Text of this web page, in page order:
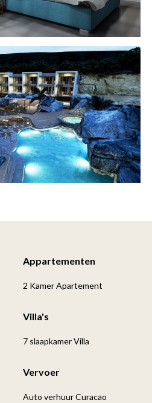
Appartementen
2 Kamer Apartement
Villa's
7 slaapkamer Villa
Vervoer
Auto verhuur Curacao